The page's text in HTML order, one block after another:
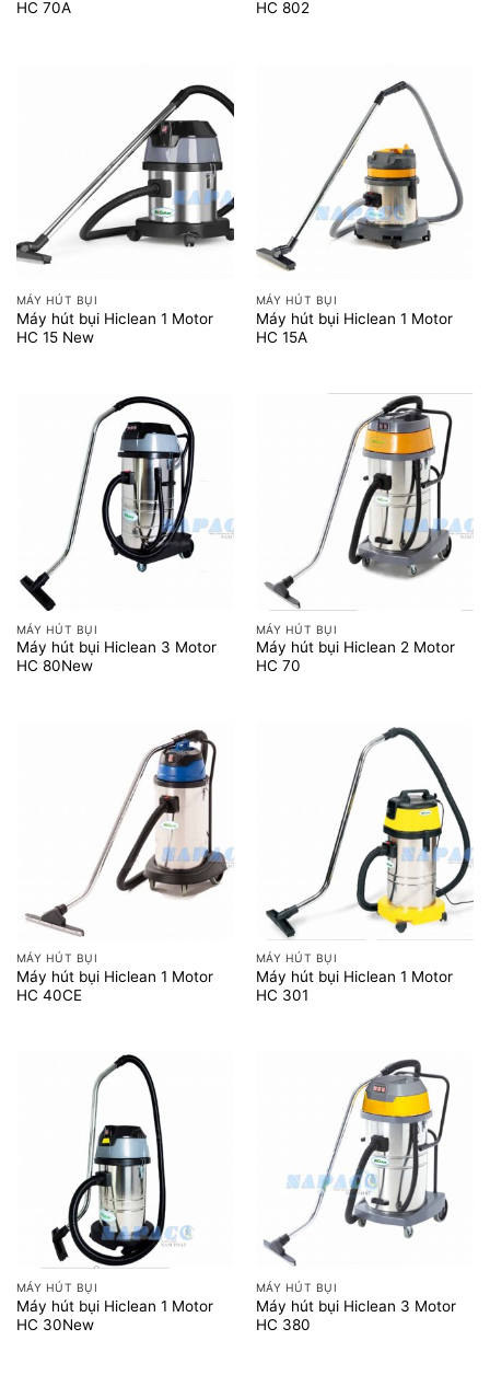
HC 70A HC 802
MÁY HÚT BỤI
Máy hút bụi Hiclean 1 Motor
HC 15 New
MÁY HÚT BỤI
Máy hút bụi Hiclean 1 Motor
HC 15A
MÁY HÚT BỤI
Máy hút bụi Hiclean 3 Motor
HC 80New
MÁY HÚT BỤI
Máy hút bụi Hiclean 2 Motor
HC 70
MÁY HÚT BỤI
Máy hút bụi Hiclean 1 Motor
HC 40CE
MÁY HÚT BỤI
Máy hút bụi Hiclean 1 Motor
HC 301
MÁY HÚT BỤI
Máy hút bụi Hiclean 1 Motor
HC 30New
MÁY HÚT BỤI
Máy hút bụi Hiclean 3 Motor
HC 380